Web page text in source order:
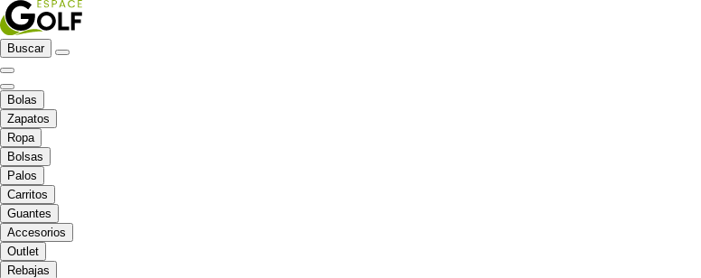
Buscar
Bolas
Zapatos
Ropa
Bolsas
Palos
Carritos
Guantes
Accesorios
Outlet
Rebajas